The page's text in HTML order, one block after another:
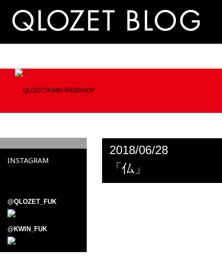
2018/06/28
「仏」
INSTAGRAM
@QLOZET_FUK
@KWIN_FUK